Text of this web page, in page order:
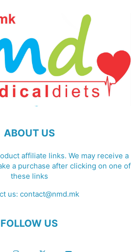
ABOUT US
affiliate links. We may receive a
a purchase after clicking on one of
these links
us: contact@nmd.mk
FOLLOW US